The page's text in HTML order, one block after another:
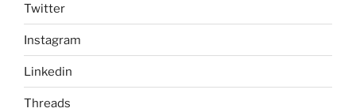
Twitter
Instagram
Linkedin
Threads